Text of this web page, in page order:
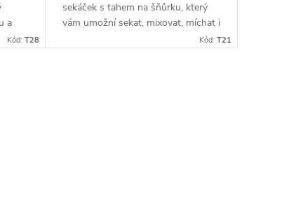
a
Kód: T28
sekáček s tahem na šňůrku, který
vám umožní sekat, mixovat, míchat i
šlehat bez použití elektřiny. StačíKód: T21